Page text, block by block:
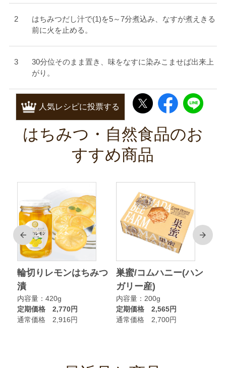
はちみつだし汁で(1)を5～7分煮込み、なすが煮えきる
前に火を止める。
30分位そのまま置き、味をなすに染みこませば出来上
がり。
人気レシピに投票する
はちみつ・自然食品のお
すすめ商品
前
輪切りレモンはちみつ
漬
内容量：420g
定期価格 2,770円
通常価格 2,916円
巣蜜/コムハニー(ハン
ガリー産)
内容量：200g
定期価格 2,565円
通常価格 2,700円
次